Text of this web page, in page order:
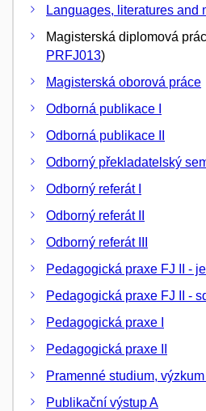
Languages, literatures and
Magisterská diplomová
PRFJ013)
Magisterská oborová práce
Odborná publikace I
Odborná publikace II
Odborný překladatelský
Odborný referát I
Odborný referát II
Odborný referát III
Pedagogická praxe FJ II -
Pedagogická praxe FJ II -
Pedagogická praxe I
Pedagogická praxe II
Pramenné studium,
Publikační výstup A